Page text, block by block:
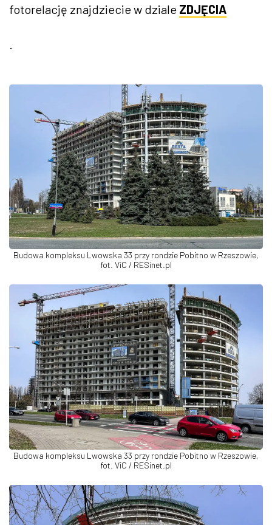
fotorelację znajdziecie w dziale ZDJĘCIA
Budowa kompleksu Lwowska 33 przy rondzie Pobitno w Rzeszowie,
fot. ViC / RESinet.pl
Budowa kompleksu Lwowska 33 przy rondzie Pobitno w Rzeszowie,
fot. ViC / RESinet.pl